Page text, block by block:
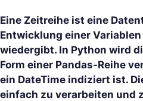
Eine Zeitreihe ist eine
Entwicklung einer
wiedergibt. In Python wird
Form einer Pandas-Reihe
ein DateTime indiziert ist.
einfach zu verarbeiten und